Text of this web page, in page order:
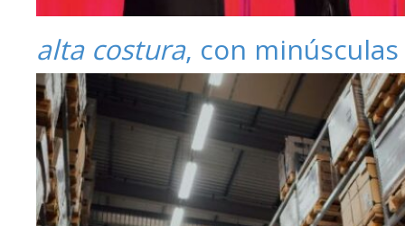
alta costura, con minúsculas